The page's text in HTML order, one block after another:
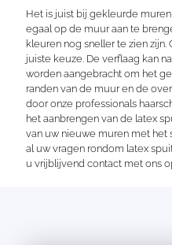
Het is juist bij gekleurde
egaal op de muur aan te
kleuren nog sneller te zien
juiste keuze. De verflaag kan
worden aangebracht om het
randen van de muur en de
door onze professionals
het aanbrengen van de latex
van uw nieuwe muren met het
al uw vragen rondom latex
u vrijblijvend contact met ons